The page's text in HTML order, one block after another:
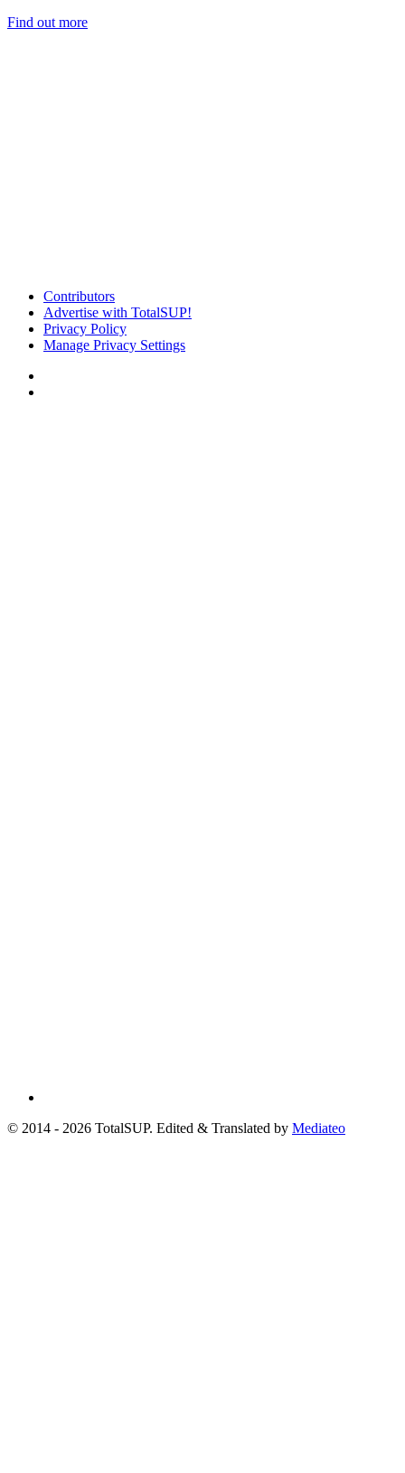
Find out more
Contributors
Advertise with TotalSUP!
Privacy Policy
Manage Privacy Settings
© 2014 - 2026 TotalSUP. Edited & Translated by Mediateo